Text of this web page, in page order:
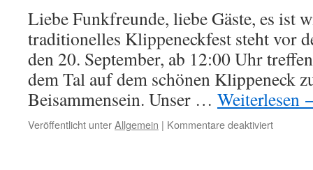
Liebe Funkfreunde, liebe Gäste, es ist
traditionelles Klippeneckfest steht vor
den 20. September, ab 12:00 Uhr
dem Tal auf dem schönen Klippeneck
Beisammensein. Unser … Weiterlesen
Veröffentlicht unterAllgemein | Kommentare deaktiviertfür